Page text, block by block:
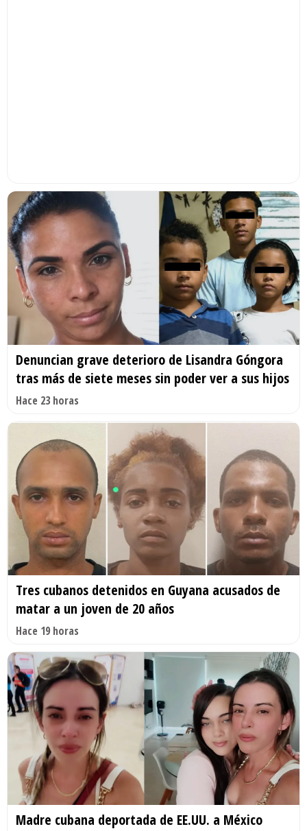
Denuncian grave deterioro de Lisandra Góngora
tras más de siete meses sin poder ver a sus hijos
Hace 23 horas
Tres cubanos detenidos en Guyana acusados de
matar a un joven de 20 años
Hace 19 horas
Madre cubana deportada de EE.UU. a México